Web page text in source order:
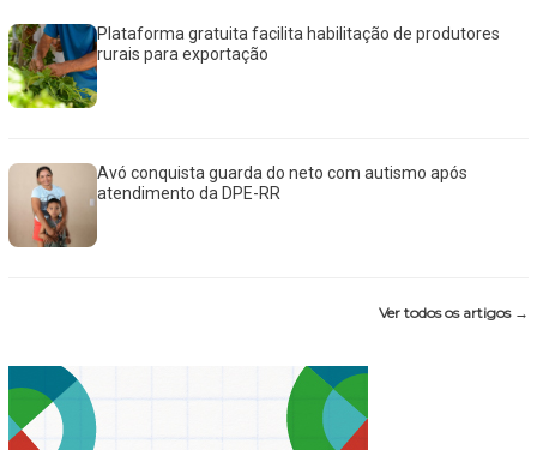
Plataforma gratuita facilita habilitação de produtores
rurais para exportação
Avó conquista guarda do neto com autismo após
atendimento da DPE-RR
Ver todos os artigos →